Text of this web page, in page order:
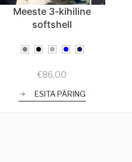
Meeste 3-kihiline
softshell
€86,00
ESITA PÄRING